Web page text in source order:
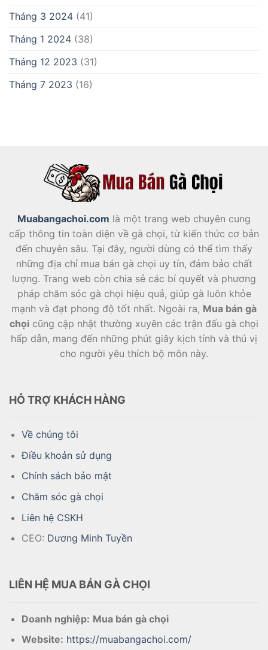
Tháng 3 2024 (41)
Tháng 1 2024 (38)
Tháng 12 2023 (31)
Tháng 7 2023 (16)
Muabangachoi.com là một trang web chuyên cung
cấp thông tin toàn diện về gà chọi, từ kiến thức cơ bản
đến chuyên sâu. Tại đây, người dùng có thể tìm thấy
những địa chỉ mua bán gà chọi uy tín, đảm bảo chất
lượng. Trang web còn chia sẻ các bí quyết và phương
pháp chăm sóc gà chọi hiệu quả, giúp gà luôn khỏe
mạnh và đạt phong độ tốt nhất. Ngoài ra, Mua bán gà
chọi cũng cập nhật thường xuyên các trận đấu gà chọi
hấp dẫn, mang đến những phút giây kịch tính và thú vị
cho người yêu thích bộ môn này.
HỖ TRỢ KHÁCH HÀNG
Về chúng tôi
Điều khoản sử dụng
Chính sách bảo mật
Chăm sóc gà chọi
Liên hệ CSKH
CEO: Dương Minh Tuyền
LIÊN HỆ MUA BÁN GÀ CHỌI
Doanh nghiệp: Mua bán gà chọi
Website: https://muabangachoi.com/